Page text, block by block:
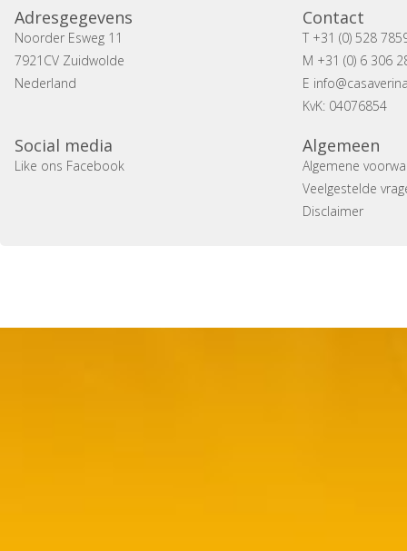
Adresgegevens
Noorder Esweg 11
7921CV Zuidwolde
Nederland
Contact
T +31 (0) 528
M +31 (0) 6 306
E
KvK: 04076854
Social media
Like ons Facebook
Algemeen
Algemene
Veelgestelde
Disclaimer